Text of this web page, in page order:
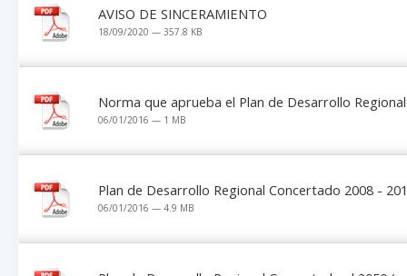
AVISO DE SINCERAMIENTO
18/09/2020 — 357.8 KB
Norma que aprueba el Plan de Desarrollo
06/01/2016 — 1 MB
Plan de Desarrollo Regional Concertado 2008 -
06/01/2016 — 4.9 MB